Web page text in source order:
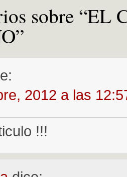
sobre “EL
2012 a las
!!!